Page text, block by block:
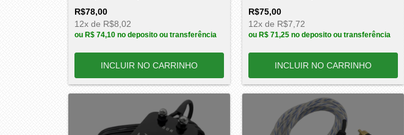
R$78,00
12x de R$8,02
ou R$ 74,10 no deposito ou transferência
R$75,00
12x de R$7,72
ou R$ 71,25 no deposito ou transferência